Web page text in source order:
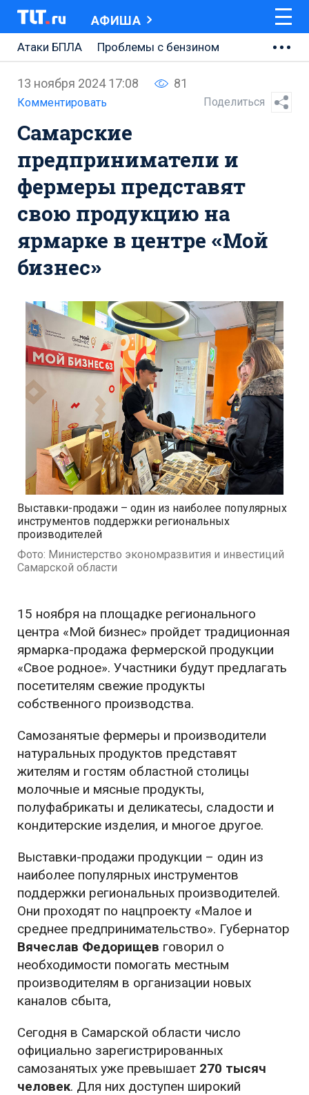
АФИША
Атаки БПЛА
Проблемы с бензином
АВТОВАЗ
Ремонт Центральной площади
Ремонт Обводного шоссе
Набережная Тольятти
Неделя Тольятти
13 ноября 2024 17:08 81
Комментировать Поделиться
Самарские
предприниматели и
фермеры представят
свою продукцию на
ярмарке в центре «Мой
бизнес»
Выставки-продажи – один из наиболее популярных
инструментов поддержки региональных
производителей
Фото: Министерство экономразвития и инвестиций
Самарской области
15 ноября на площадке регионального
центра «Мой бизнес» пройдет традиционная
ярмарка-продажа фермерской продукции
«Свое родное». Участники будут предлагать
посетителям свежие продукты
собственного производства.
Самозанятые фермеры и производители
натуральных продуктов представят
жителям и гостям областной столицы
молочные и мясные продукты,
полуфабрикаты и деликатесы, сладости и
кондитерские изделия, и многое другое.
Выставки-продажи продукции – один из
наиболее популярных инструментов
поддержки региональных производителей.
Они проходят по нацпроекту «Малое и
среднее предпринимательство». Губернатор
Вячеслав Федорищев говорил о
необходимости помогать местным
производителям в организации новых
каналов сбыта,
Сегодня в Самарской области число
официально зарегистрированных
самозанятых уже превышает 270 тысяч
человек. Для них доступен широкий